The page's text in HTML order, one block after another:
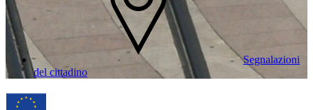
Segnalazioni
del cittadino